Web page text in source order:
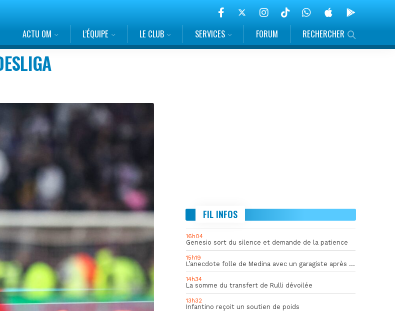
ACTU OM L’ÉQUIPE LE CLUB SERVICES FORUM RECHERCHER
FIL INFOS
16h04
Genesio sort du silence et demande de la patience
15h19
L’anecdote folle de Medina avec un garagiste après le Mondial
14h34
La somme du transfert de Rulli dévoilée
13h32
Infantino reçoit un soutien de poids